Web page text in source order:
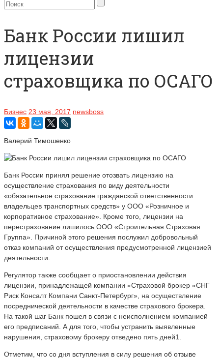
Банк России лишил
лицензии
страховщика по ОСАГО
Бизнес 23 мая, 2017 newsboss
Валерий Тимошенко
Банк России принял решение отозвать лицензию на
осуществление страхования по виду деятельности
«обязательное страхование гражданской ответственности
владельцев транспортных средств» у ООО «Розничное и
корпоративное страхование». Кроме того, лицензии на
перестрахование лишилось ООО «Строительная Страховая
Группа». Причиной этого решения послужил добровольный
отказ компаний от осуществления предусмотренной лицензией
деятельности.
Регулятор также сообщает о приостановлении действия
лицензии, принадлежащей компании «Страховой брокер «СНГ
Риск Консалт Компани Санкт-Петербург», на осуществление
посреднической деятельности в качестве страхового брокера.
На такой шаг Банк пошел в связи с неисполнением компанией
его предписаний. А для того, чтобы устранить выявленные
нарушения, страховому брокеру отведено пять дней1.
Отметим, что со дня вступления в силу решения об отзыве